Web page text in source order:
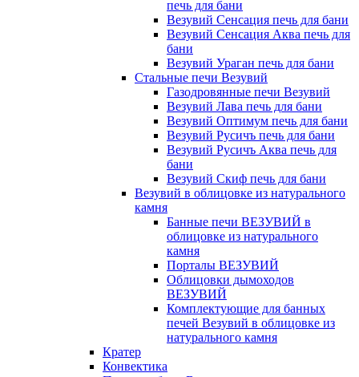
печь для бани
Везувий Сенсация печь для бани
Везувий Сенсация Аква печь для
бани
Везувий Ураган печь для бани
Стальные печи Везувий
Газодровянные печи Везувий
Везувий Лава печь для бани
Везувий Оптимум печь для бани
Везувий Русичъ печь для бани
Везувий Русичъ Аква печь для
бани
Везувий Скиф печь для бани
Везувий в облицовке из натурального
камня
Банные печи ВЕЗУВИЙ в
облицовке из натурального
камня
Порталы ВЕЗУВИЙ
Облицовки дымоходов
ВЕЗУВИЙ
Комплектующие для банных
печей Везувий в облицовке из
натурального камня
Кратер
Конвектика